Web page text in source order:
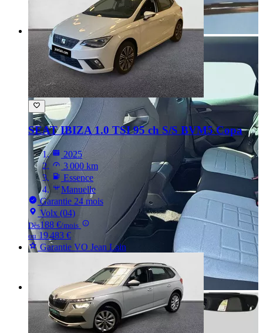
SEAT IBIZA1.0 TSI 95 ch S/S BVM5 Copa
2025
3 000 km
Essence
Manuelle
Garantie 24 mois
Volx (04)
Dès188 €/mois
ou19 483 €
Garantie VO Jean Lain